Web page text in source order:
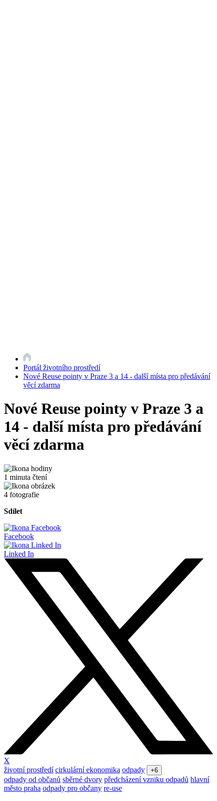
Portál životního prostředí
Nové Reuse pointy v Praze 3 a 14 - další místa pro předávání
věcí zdarma
Nové Reuse pointy v Praze 3 a
14 - další místa pro předávání
věcí zdarma
1 minuta čtení
4 fotografie
Sdílet
Facebook
Linked In
X
životní prostředí cirkulární ekonomika odpady +6
odpady od občanů sběrné dvory předcházení vzniku odpadů hlavní
město praha odpady pro občany re-use